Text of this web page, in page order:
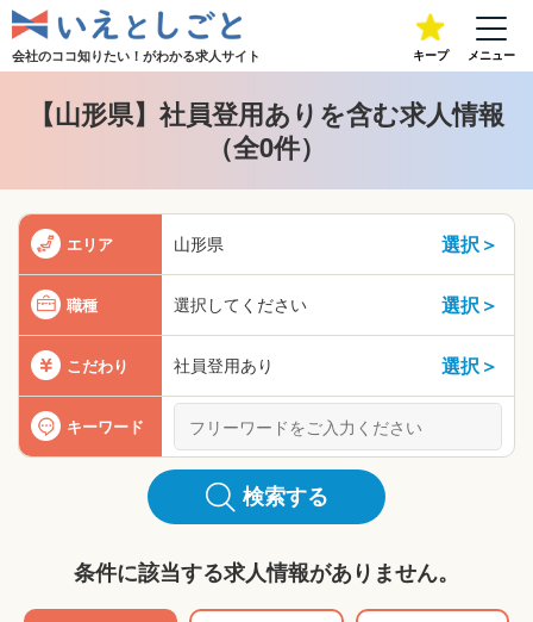
会社のココ知りたい！がわかる求人サイト キープ メニュー
【山形県】社員登用ありを含む求人情報
（全0件）
エリア 山形県 選択＞
職種 選択してください 選択＞
こだわり 社員登用あり 選択＞
キーワード
検索する
条件に該当する求人情報がありません。